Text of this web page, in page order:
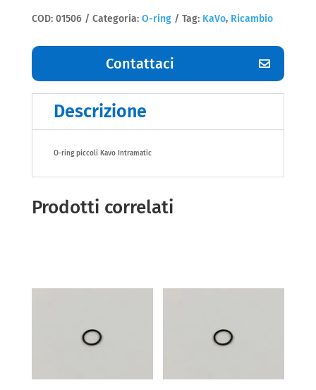
COD: 01506 Categoria: O-ring Tag: KaVo, Ricambio
Contattaci
Descrizione
O-ring piccoli Kavo Intramatic
Prodotti correlati